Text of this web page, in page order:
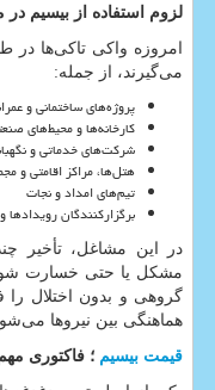
لزوم استفاده از بیسیم
امروزه واکی تاکی‌ها در
می‌گیرند، از جمله:
پروژه‌های ساختمانی و
کارخانه‌ها و محیط‌های
شرکت‌های خدماتی و
هتل‌ها، مراکز اقامتی و
تیم‌های امداد و نجات
برگزارکنندگان رویدادها
در این مشاغل، تأخیر
مشکل یا حتی خسارت شود.
گروهی و بدون اختلال
هماهنگی بین نیروها
قیمت بیسیم ؛ فاکتوری